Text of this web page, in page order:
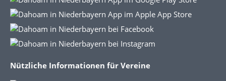
Nützliche Informationen für Vereine